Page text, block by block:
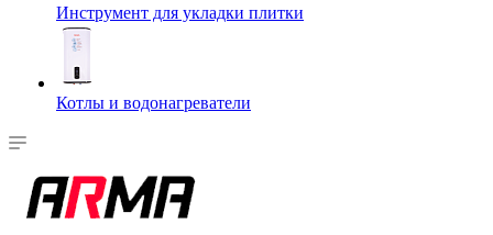
Инструмент для укладки плитки
Котлы и водонагреватели